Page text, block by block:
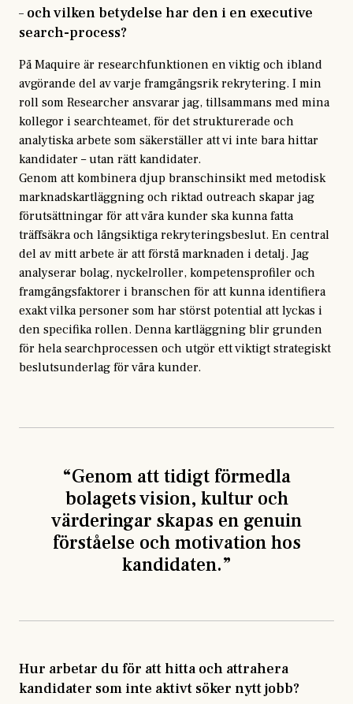
– och vilken betydelse har den i en executive
search-process?
På Maquire är researchfunktionen en viktig och ibland
avgörande del av varje framgångsrik rekrytering. I min
roll som Researcher ansvarar jag, tillsammans med mina
kollegor i searchteamet, för det strukturerade och
analytiska arbete som säkerställer att vi inte bara hittar
kandidater – utan rätt kandidater.
Genom att kombinera djup branschinsikt med metodisk
marknadskartläggning och riktad outreach skapar jag
förutsättningar för att våra kunder ska kunna fatta
träffsäkra och långsiktiga rekryteringsbeslut. En central
del av mitt arbete är att förstå marknaden i detalj. Jag
analyserar bolag, nyckelroller, kompetensprofiler och
framgångsfaktorer i branschen för att kunna identifiera
exakt vilka personer som har störst potential att lyckas i
den specifika rollen. Denna kartläggning blir grunden
för hela searchprocessen och utgör ett viktigt strategiskt
beslutsunderlag för våra kunder.
“Genom att tidigt förmedla
bolagets vision, kultur och
värderingar skapas en genuin
förståelse och motivation hos
kandidaten.”
Hur arbetar du för att hitta och attrahera
kandidater som inte aktivt söker nytt jobb?